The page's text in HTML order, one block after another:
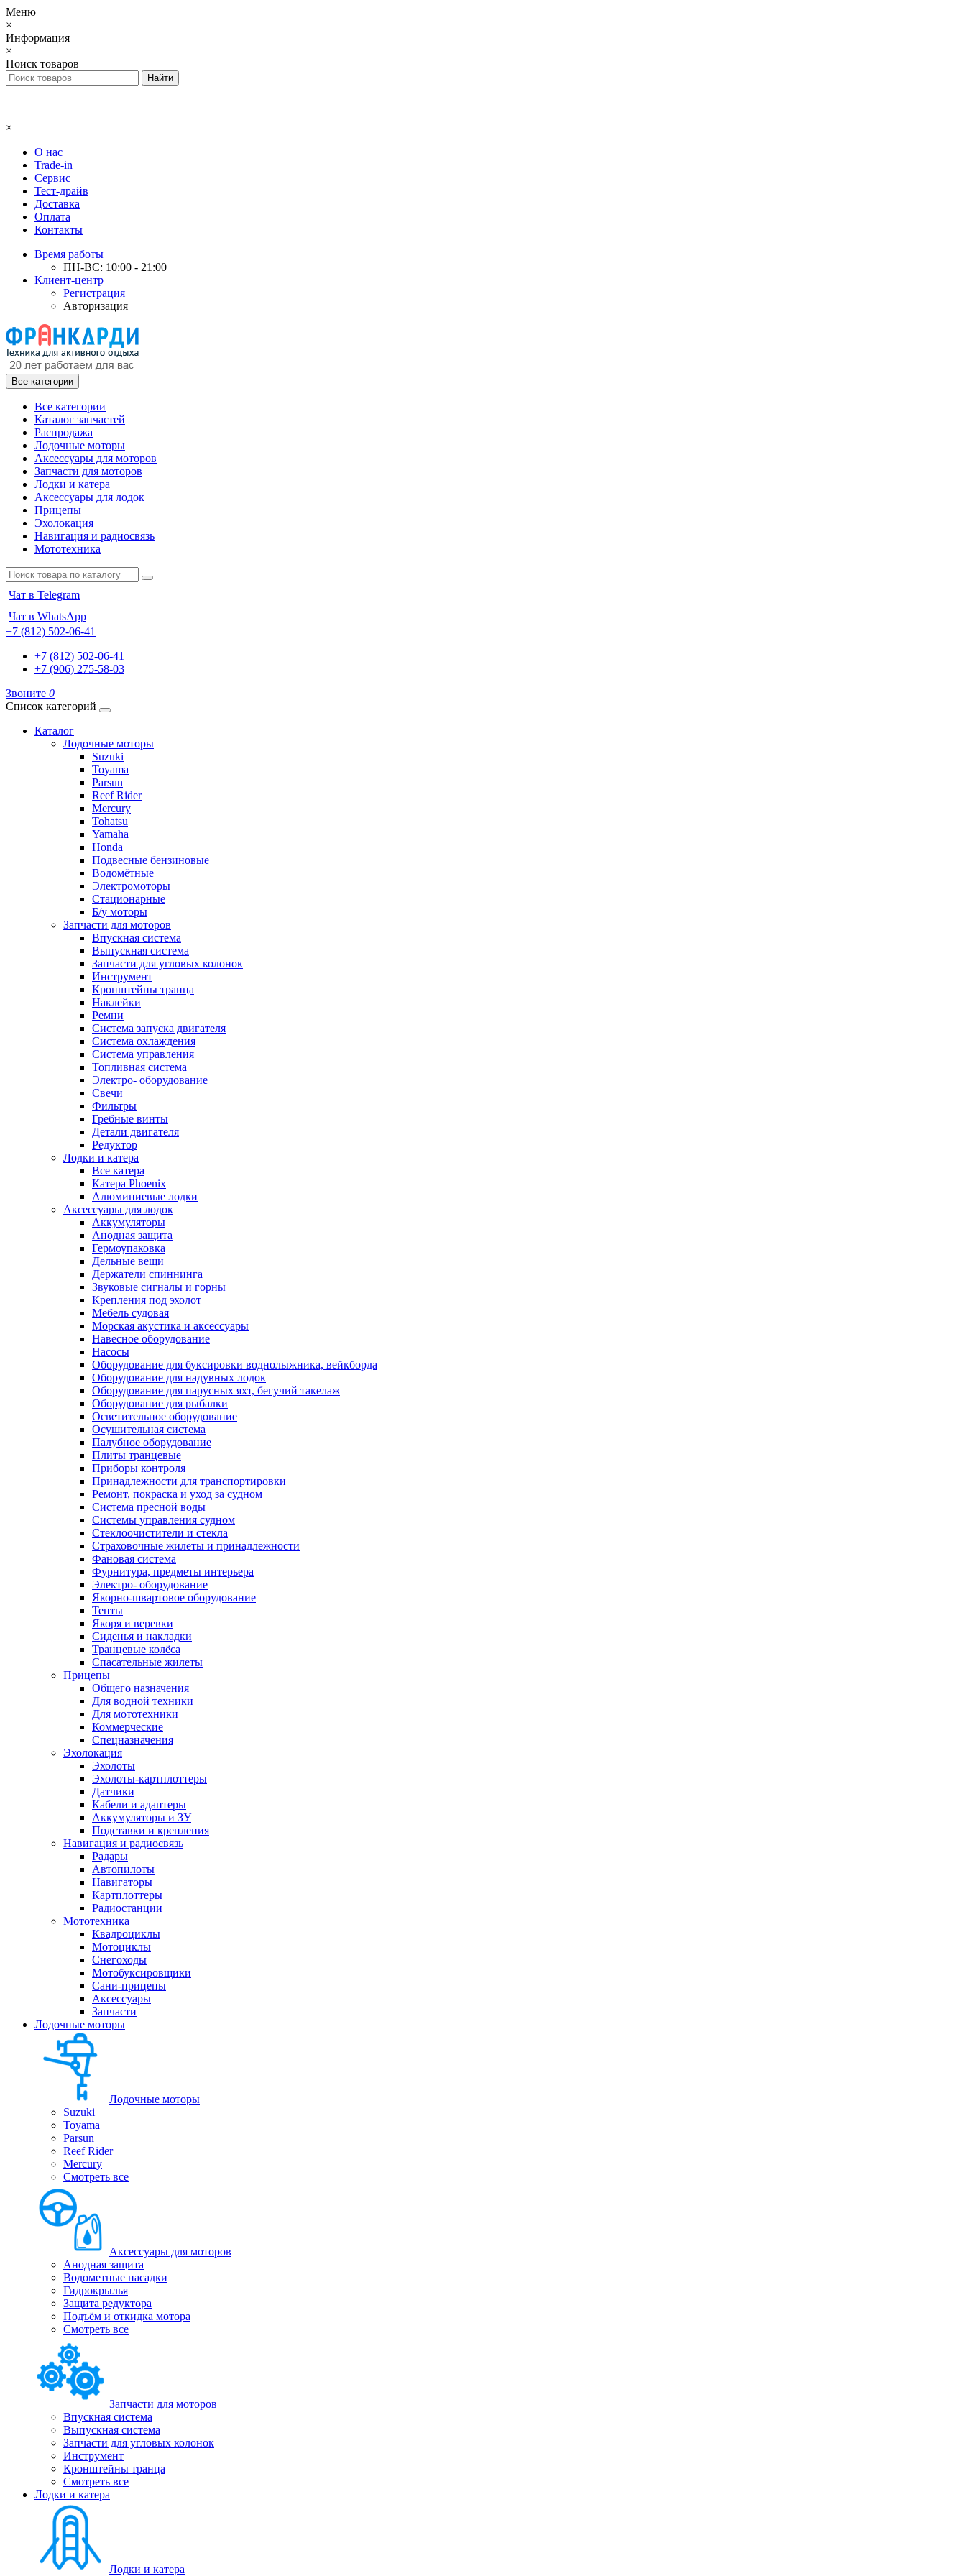
Меню
×
Информация
×
Поиск товаров
×
О нас
Trade-in
Сервис
Тест-драйв
Доставка
Оплата
Контакты
Время работы
ПН-ВС: 10:00 - 21:00
Клиент-центр
Регистрация
Авторизация
Все категории
Все категории
Каталог запчастей
Распродажа
Лодочные моторы
Аксессуары для моторов
Запчасти для моторов
Лодки и катера
Аксессуары для лодок
Прицепы
Эхолокация
Навигация и радиосвязь
Мототехника
Чат в Telegram
Чат в WhatsApp
+7 (812) 502-06-41
+7 (812) 502-06-41
+7 (906) 275-58-03
Звоните 0
Список категорий
Каталог
Лодочные моторы
Suzuki
Toyama
Parsun
Reef Rider
Mercury
Tohatsu
Yamaha
Honda
Подвесные бензиновые
Водомётные
Электромоторы
Стационарные
Б/у моторы
Запчасти для моторов
Впускная система
Выпускная система
Запчасти для угловых колонок
Инструмент
Кронштейны транца
Наклейки
Ремни
Система запуска двигателя
Система охлаждения
Система управления
Топливная система
Электро- оборудование
Свечи
Фильтры
Гребные винты
Детали двигателя
Редуктор
Лодки и катера
Все катера
Катера Phoenix
Алюминиевые лодки
Аксессуары для лодок
Аккумуляторы
Анодная защита
Гермоупаковка
Дельные вещи
Держатели спиннинга
Звуковые сигналы и горны
Крепления под эхолот
Мебель судовая
Морская акустика и аксессуары
Навесное оборудование
Насосы
Оборудование для буксировки воднолыжника, вейкборда
Оборудование для надувных лодок
Оборудование для парусных яхт, бегучий такелаж
Оборудование для рыбалки
Осветительное оборудование
Осушительная система
Палубное оборудование
Плиты транцевые
Приборы контроля
Принадлежности для транспортировки
Ремонт, покраска и уход за судном
Система пресной воды
Системы управления судном
Стеклоочистители и стекла
Страховочные жилеты и принадлежности
Фановая система
Фурнитура, предметы интерьера
Электро- оборудование
Якорно-швартовое оборудование
Тенты
Якоря и веревки
Сиденья и накладки
Транцевые колёса
Спасательные жилеты
Прицепы
Общего назначения
Для водной техники
Для мототехники
Коммерческие
Спецназначения
Эхолокация
Эхолоты
Эхолоты-картплоттеры
Датчики
Кабели и адаптеры
Аккумуляторы и ЗУ
Подставки и крепления
Навигация и радиосвязь
Радары
Автопилоты
Навигаторы
Картплоттеры
Радиостанции
Мототехника
Квадроциклы
Мотоциклы
Снегоходы
Мотобуксировщики
Сани-прицепы
Аксессуары
Запчасти
Лодочные моторы
Лодочные моторы
Suzuki
Toyama
Parsun
Reef Rider
Mercury
Смотреть все
Аксессуары для моторов
Анодная защита
Водометные насадки
Гидрокрылья
Защита редуктора
Подъём и откидка мотора
Смотреть все
Запчасти для моторов
Впускная система
Выпускная система
Запчасти для угловых колонок
Инструмент
Кронштейны транца
Смотреть все
Лодки и катера
Лодки и катера